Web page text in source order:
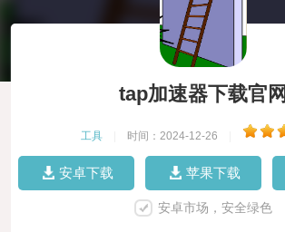
tap加速器下载官网
工具 时间：2024-12-26
安卓下载 苹果下载
安卓市场，安全绿色